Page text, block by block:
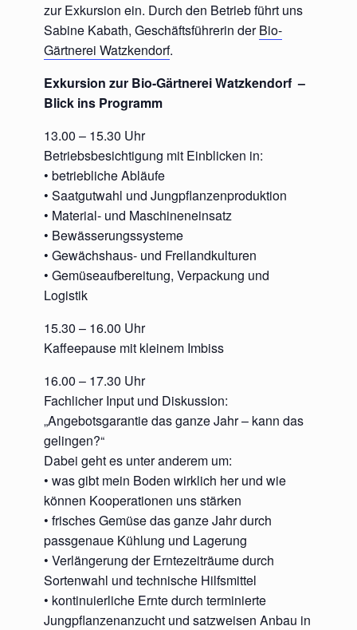
zur Exkursion ein. Durch den Betrieb führt uns
Sabine Kabath, Geschäftsführerin derBio-
Gärtnerei Watzkendorf.
Exkursion zur Bio-Gärtnerei Watzkendorf –
Blick ins Programm
13.00 – 15.30 Uhr
Betriebsbesichtigung mit Einblicken in:
• betriebliche Abläufe
• Saatgutwahl und Jungpflanzenproduktion
• Material- und Maschineneinsatz
• Bewässerungssysteme
• Gewächshaus- und Freilandkulturen
• Gemüseaufbereitung, Verpackung und
Logistik
15.30 – 16.00 Uhr
Kaffeepause mit kleinem Imbiss
16.00 – 17.30 Uhr
Fachlicher Input und Diskussion:
„Angebotsgarantie das ganze Jahr – kann das
gelingen?“
Dabei geht es unter anderem um:
• was gibt mein Boden wirklich her und wie
können Kooperationen uns stärken
• frisches Gemüse das ganze Jahr durch
passgenaue Kühlung und Lagerung
• Verlängerung der Erntezeiträume durch
Sortenwahl und technische Hilfsmittel
• kontinuierliche Ernte durch terminierte
Jungpflanzenanzucht und satzweisen Anbau in